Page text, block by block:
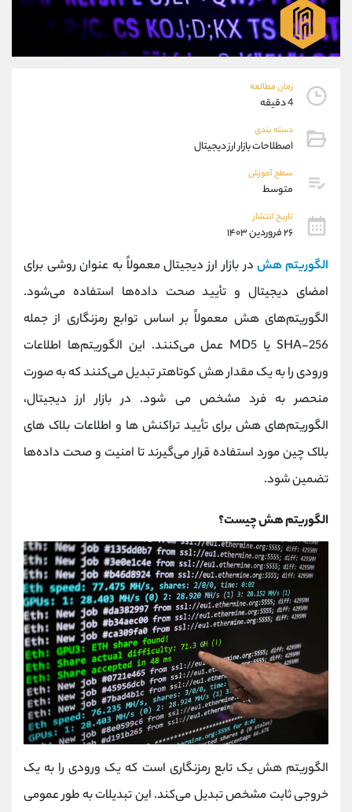
زمان مطالعه
4 دقیقه
دسته بندی
اصطلاحات بازار ارز دیجیتال
سطح آموزش
متوسط
تاریخ انتشار
۲۶ فروردین ۱۴۰۳
الگوریتم هشدر بازار ارز دیجیتال معمولاً به عنوان روشی برای
امضای دیجیتال و تأیید صحت داده‌ها استفاده می‌شود.
الگوریتم‌های هش معمولاً بر اساس توابع رمزنگاری از جمله
SHA-256 یا MD5 عمل می‌کنند. این الگوریتم‌ها اطلاعات
ورودی را به یک مقدار هش کوتاهتر تبدیل می‌کنند که به صورت
منحصر به فرد مشخص می‌ شود. در بازار ارز دیجیتال،
الگوریتم‌های هش برای تأیید تراکنش‌ ها و اطلاعات بلاک‌ های
بلاک چین مورد استفاده قرار می‌گیرند تا امنیت و صحت داده‌ها
تضمین شود.
الگوریتم هش چیست؟
الگوریتم هش یک تابع رمزنگاری است که یک ورودی را به یک
خروجی ثابت مشخص تبدیل می‌کند. این تبدیلات به طور عمومی
09101364784
واتساپ شروع گفتگو
تلگرام @Armteam_admin_104
پشتیبان فروش
موبایل
واتساپ
داخلی
اطلاعات تماس (دفتر فروش)
تلفن 021-22021030
بدون پیش شماره 90001030
اینستاگرام @alireza.mehrabii
کانال تلگرام @alirezamehrabi_com